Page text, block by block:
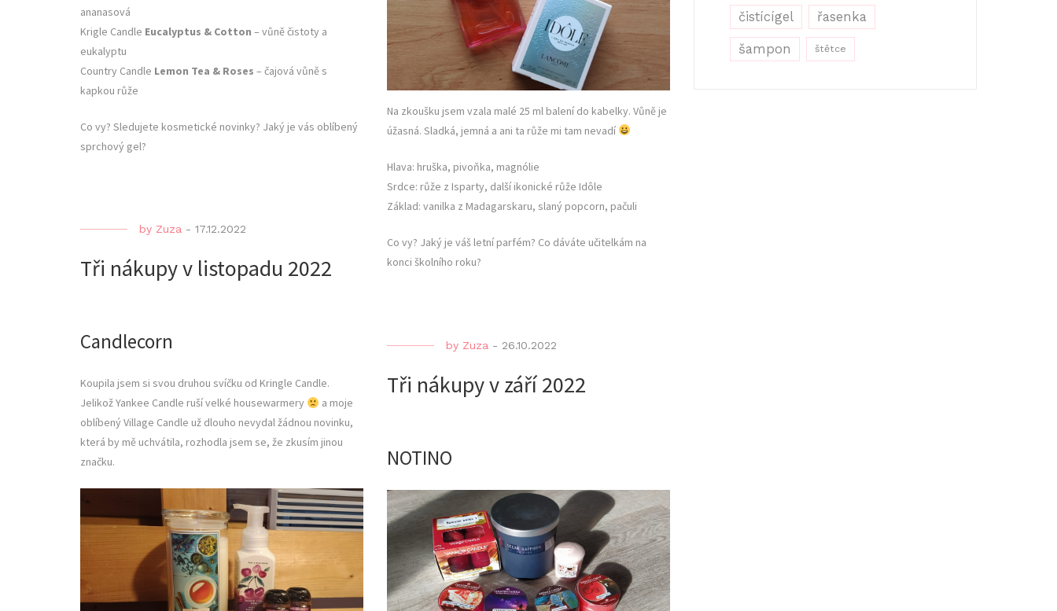
ananasová
Krigle Candle Eucalyptus & Cotton – vůně čistoty a
eukalyptu
Country Candle Lemon Tea & Roses – čajová vůně s
kapkou růže
Co vy? Sledujete kosmetické novinky? Jaký je vás oblíbený
sprchový gel?
Na zkoušku jsem vzala malé 25 ml balení do kabelky. Vůně je
úžasná. Sladká, jemná a ani ta růže mi tam nevadí
Hlava: hruška, pivoňka, magnólie
Srdce: růže z Isparty, další ikonické růže Idôle
Základ: vanilka z Madagarskaru, slaný popcorn, pačuli
Co vy? Jaký je váš letní parfém? Co dáváte učitelkám na
konci školního roku?
by Zuza - 17.12.2022
Tři nákupy v listopadu 2022
Candlecorn
Koupila jsem si svou druhou svíčku od Kringle Candle.
Jelikož Yankee Candle ruší velké housewarmery
a moje
oblíbený Village Candle už dlouho nevydal žádnou novinku,
která by mě uchvátila, rozhodla jsem se, že zkusím jinou
značku.
by Zuza - 26.10.2022
Tři nákupy v září 2022
NOTINO
čistícígel řasenka
šampon štětce